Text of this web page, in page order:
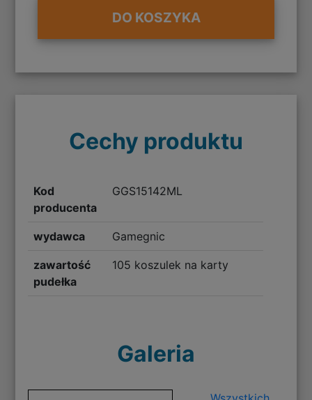
DO KOSZYKA
Cechy produktu
Kod
producenta
GGS15142ML
wydawca Gamegnic
zawartość
pudełka
105 koszulek na karty
Galeria